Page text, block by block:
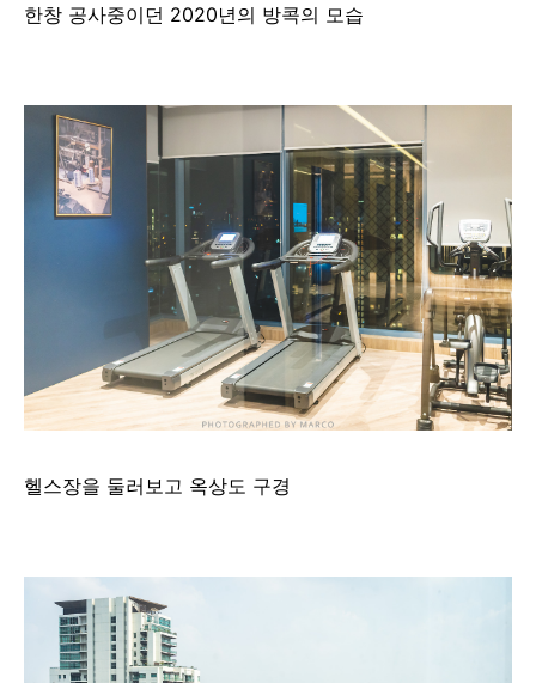
한창 공사중이던 2020년의 방콕의 모습
헬스장을 둘러보고 옥상도 구경